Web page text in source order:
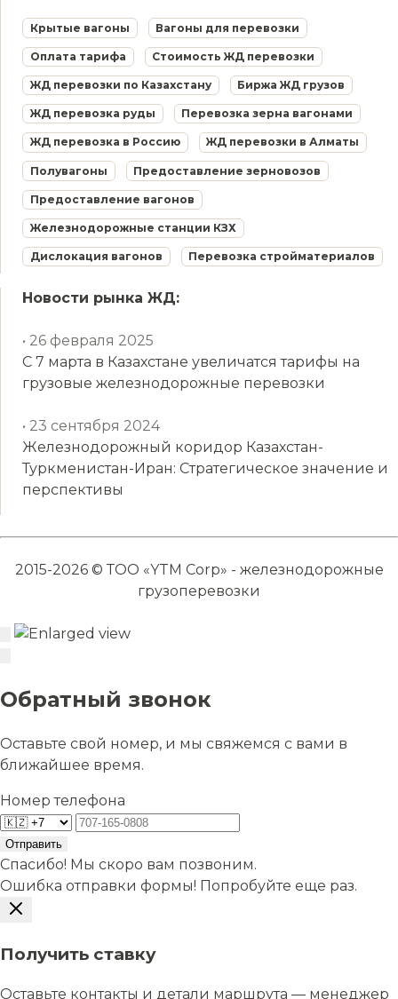
Крытые вагоны Вагоны для перевозки
Оплата тарифа Стоимость ЖД перевозки
ЖД перевозки по Казахстану Биржа ЖД грузов
ЖД перевозка руды Перевозка зерна вагонами
ЖД перевозка в Россию ЖД перевозки в Алматы
Полувагоны Предоставление зерновозов
Предоставление вагонов
Железнодорожные станции КЗХ
Дислокация вагонов Перевозка стройматериалов
Новости рынка ЖД:
• 26 февраля 2025
С 7 марта в Казахстане увеличатся тарифы на
грузовые железнодорожные перевозки
• 23 сентября 2024
Железнодорожный коридор Казахстан-
Туркменистан-Иран: Стратегическое значение и
перспективы
2015-2026 © ТОО «YTM Corp» - железнодорожные
грузоперевозки
Обратный звонок
Оставьте свой номер, и мы свяжемся с вами в
ближайшее время.
Номер телефона
Отправить
Спасибо! Мы скоро вам позвоним.
Ошибка отправки формы! Попробуйте еще раз.
Получить ставку
Оставьте контакты и детали маршрута — менеджер